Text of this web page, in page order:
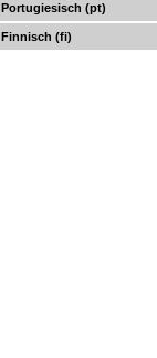
Portugiesisch (pt)
Finnisch (fi)